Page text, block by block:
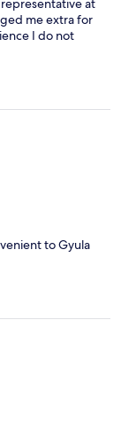
at
me extra for
I do not
to Gyula